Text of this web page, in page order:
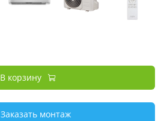
В корзину
Заказать монтаж